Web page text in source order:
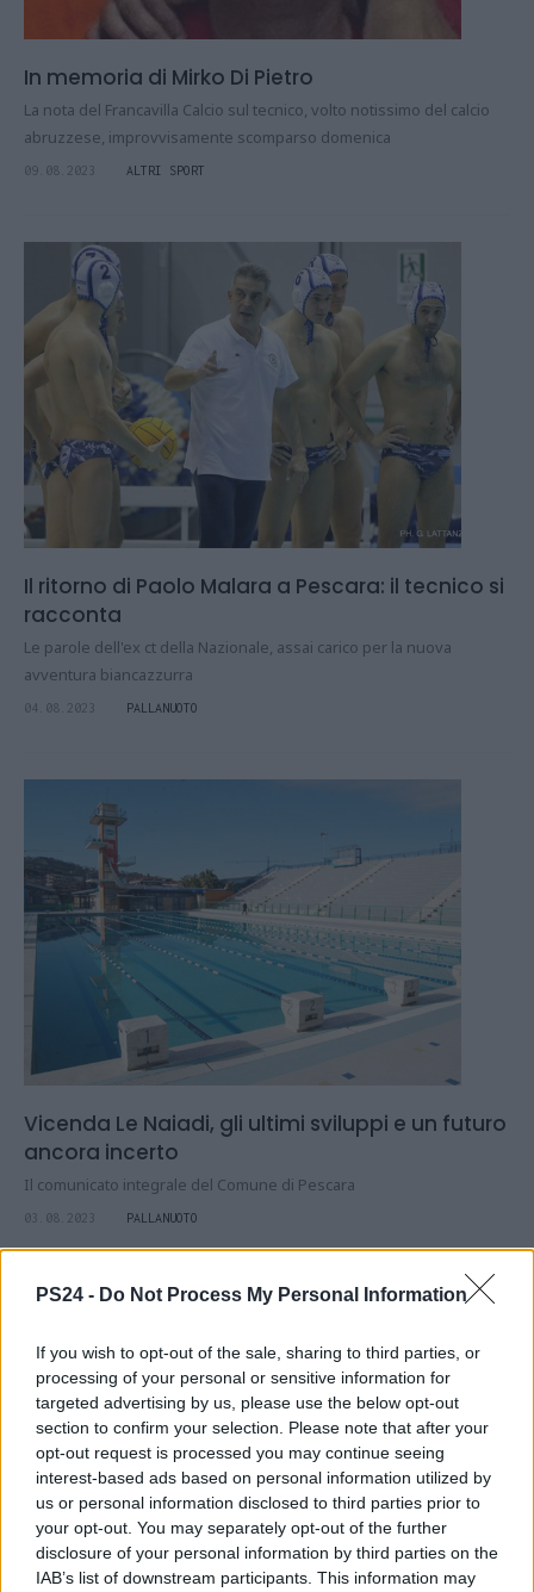
PS24 - Do Not Process My Personal Information
If you wish to opt-out of the sale, sharing to third parties, or
processing of your personal or sensitive information for
targeted advertising by us, please use the below opt-out
section to confirm your selection. Please note that after your
opt-out request is processed you may continue seeing
interest-based ads based on personal information utilized by
us or personal information disclosed to third parties prior to
your opt-out. You may separately opt-out of the further
disclosure of your personal information by third parties on the
IAB’s list of downstream participants. This information may
In memoria di Mirko Di Pietro
La nota del Francavilla Calcio sul tecnico, volto notissimo del calcio
abruzzese, improvvisamente scomparso domenica
09.08.2023 ALTRI SPORT
Il ritorno di Paolo Malara a Pescara: il tecnico si
racconta
Le parole dell'ex ct della Nazionale, assai carico per la nuova
avventura biancazzurra
04.08.2023 PALLANUOTO
Vicenda Le Naiadi, gli ultimi sviluppi e un futuro
ancora incerto
Il comunicato integrale del Comune di Pescara
03.08.2023 PALLANUOTO